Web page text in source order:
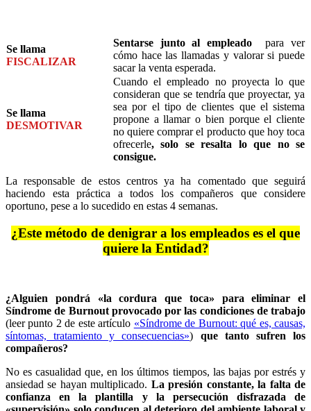
Se llama
FISCALIZAR
Sentarse junto al empleado para ver
cómo hace las llamadas y valorar si puede
sacar la venta esperada.
Se llama
DESMOTIVAR
Cuando el empleado no proyecta lo que
consideran que se tendría que proyectar, ya
sea por el tipo de clientes que el sistema
propone a llamar o bien porque el cliente
no quiere comprar el producto que hoy toca
ofrecerle, solo se resalta lo que no se
consigue.
La responsable de estos centros ya ha comentado que seguirá
haciendo esta práctica a todos los compañeros que considere
oportuno, pese a lo sucedido en estas 4 semanas.
¿Este método de denigrar a los empleados es el que
quiere la Entidad?
¿Alguien pondrá «la cordura que toca» para eliminar el
Síndrome de Burnout provocado por las condiciones de trabajo
(leer punto 2 de este artículo «Síndrome de Burnout: qué es, causas,
síntomas, tratamiento y consecuencias») que tanto sufren los
compañeros?
No es casualidad que, en los últimos tiempos, las bajas por estrés y
ansiedad se hayan multiplicado. La presión constante, la falta de
confianza en la plantilla y la persecución disfrazada de